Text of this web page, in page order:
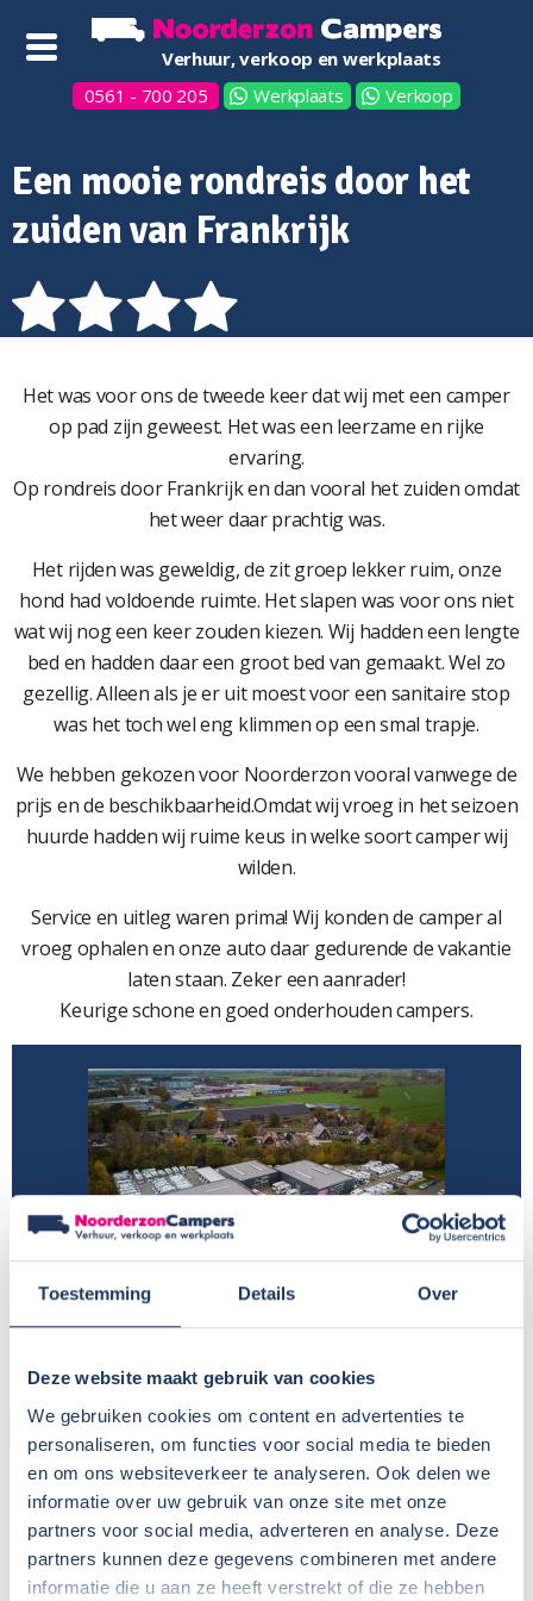
Toestemming Details Over
Deze website maakt gebruik van cookies
We gebruiken cookies om content en advertenties te
personaliseren, om functies voor social media te bieden
en om ons websiteverkeer te analyseren. Ook delen we
informatie over uw gebruik van onze site met onze
partners voor social media, adverteren en analyse. Deze
partners kunnen deze gegevens combineren met andere
informatie die u aan ze heeft verstrekt of die ze hebben
Verhuur, verkoop en werkplaats
0561 - 700 205
Werkplaats Verkoop
Een mooie rondreis door het
zuiden van Frankrijk
Het was voor ons de tweede keer dat wij met een camper
op pad zijn geweest. Het was een leerzame en rijke
ervaring.
Op rondreis door Frankrijk en dan vooral het zuiden omdat
het weer daar prachtig was.
Het rijden was geweldig, de zit groep lekker ruim, onze
hond had voldoende ruimte. Het slapen was voor ons niet
wat wij nog een keer zouden kiezen. Wij hadden een lengte
bed en hadden daar een groot bed van gemaakt. Wel zo
gezellig. Alleen als je er uit moest voor een sanitaire stop
was het toch wel eng klimmen op een smal trapje.
We hebben gekozen voor Noorderzon vooral vanwege de
prijs en de beschikbaarheid.Omdat wij vroeg in het seizoen
huurde hadden wij ruime keus in welke soort camper wij
wilden.
Service en uitleg waren prima! Wij konden de camper al
vroeg ophalen en onze auto daar gedurende de vakantie
laten staan. Zeker een aanrader!
Keurige schone en goed onderhouden campers.
HUURDER
Naam:
Helen Boer-Swinkels
Plaats / Provincie:
Warnsveld - Gelderland
Periode:
08-04 tot 22-04